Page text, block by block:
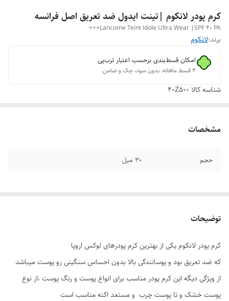
کرم پودر لانکوم |تینت ایدول ضد تعریق اصل فرانسه
Lancome Teint Idole Ultra Wear |SPF 40 PA+++
برند:لانکوم
امکان قسط‌بندی برحسب اعتبار ترب‌پی
۴ قسط ماهانه. بدون سود، چک و ضامن.
شناسه کالا 40Z500
مشخصات
حجم 30 میل
توضیحات
کرم پودر لانکوم یکی از بهترین کرم پودرهای لوکس اروپا
که ضد تعریق بود و پوسانندگی بالا بدون احساس سنگینی رو پوست میباشد
از ویژگی دیگه این کرم پودر مناسب برای انواع پوست و رنگ پوست ،از نوع
پوست خشک و تا پوست چرب و مستعد اکنه مناسب است